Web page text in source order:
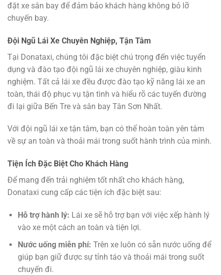
đặt xe sân bay để đảm bảo khách hàng không bỏ lỡ
chuyến bay.
Đội Ngũ Lái Xe Chuyên Nghiệp, Tận Tâm
Tại Donataxi, chúng tôi đặc biệt chú trọng đến việc tuyển
dụng và đào tạo đội ngũ lái xe chuyên nghiệp, giàu kinh
nghiệm. Tất cả lái xe đều được đào tạo kỹ năng lái xe an
toàn, thái độ phục vụ tận tình và hiểu rõ các tuyến đường
đi lại giữa Bến Tre và sân bay Tân Sơn Nhất.
Với đội ngũ lái xe tận tâm, bạn có thể hoàn toàn yên tâm
về sự an toàn và thoải mái trong suốt hành trình của mình.
Tiện Ích Đặc Biệt Cho Khách Hàng
Để mang đến trải nghiệm tốt nhất cho khách hàng,
Donataxi cung cấp các tiện ích đặc biệt sau:
Hỗ trợ hành lý: Lái xe sẽ hỗ trợ bạn với việc xếp hành lý
vào xe một cách an toàn và tiện lợi.
Nước uống miễn phí: Trên xe luôn có sẵn nước uống để
giúp bạn giữ được sự tỉnh táo và thoải mái trong suốt
chuyến đi.